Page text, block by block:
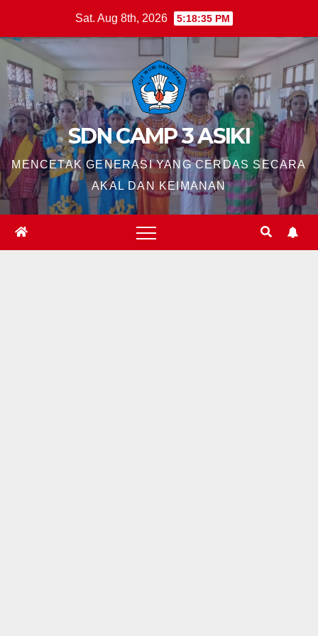
content
Sat. Aug 8th, 2026 5:18:37 PM
SDN CAMP 3 ASIKI
MENCETAK GENERASI YANG CERDAS SECARA
AKAL DAN KEIMANAN